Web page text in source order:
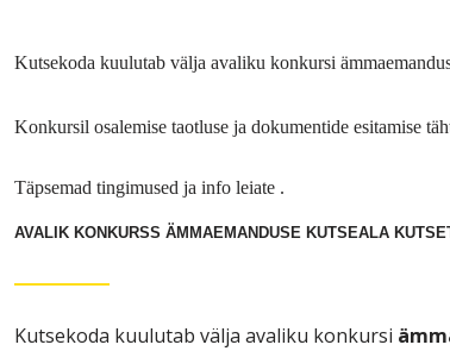
Kutsekoda kuulutab välja avaliku konkursi
Konkursil osalemise taotluse ja dokumentide esitamise
Täpsemad tingimused ja info leiate .
AVALIK KONKURSS ÄMMAEMANDUSE KUTSEALA
Kutsekoda kuulutab välja avaliku konkursi